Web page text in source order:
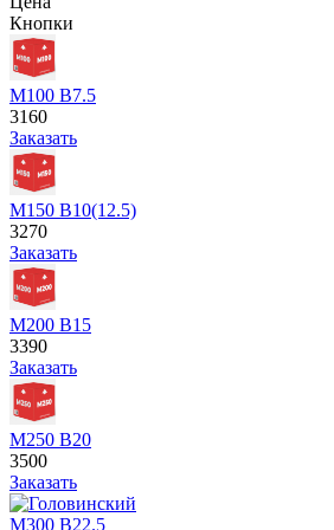
Кнопки
М100 В7.5
3160
Заказать
М150 В10(12.5)
3270
Заказать
М200 В15
3390
Заказать
М250 В20
3500
Заказать
М300 В22.5